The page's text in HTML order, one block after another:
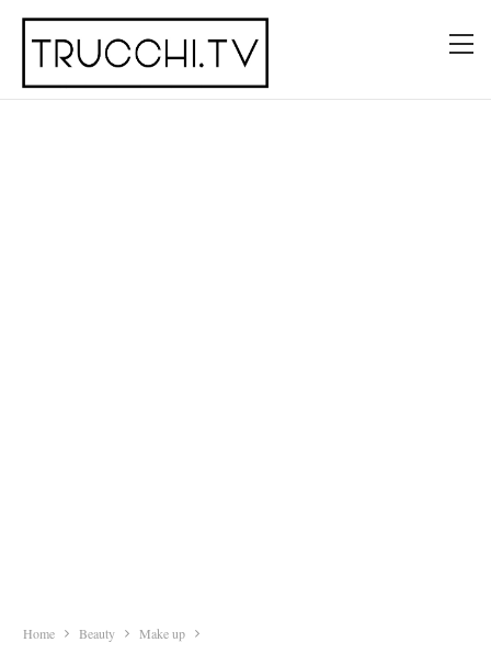
Home Beauty Make up